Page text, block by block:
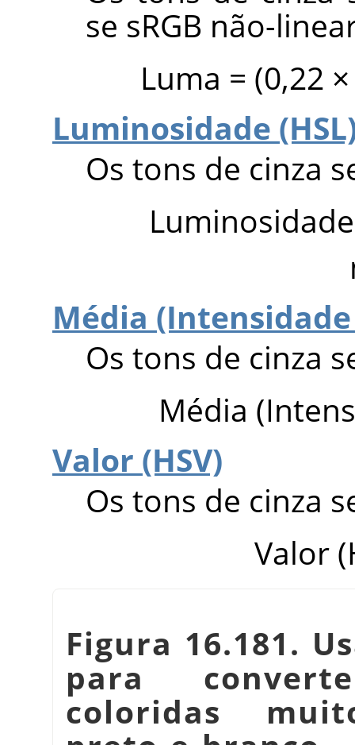
se sRGB não-
Luma = (0,22
Luminosidade
Os tons de cinza
Média (Intensidade
Os tons de cinza
Média
Valor (HSV)
Os tons de cinza
Valor
Figura 16.181.
para
coloridas